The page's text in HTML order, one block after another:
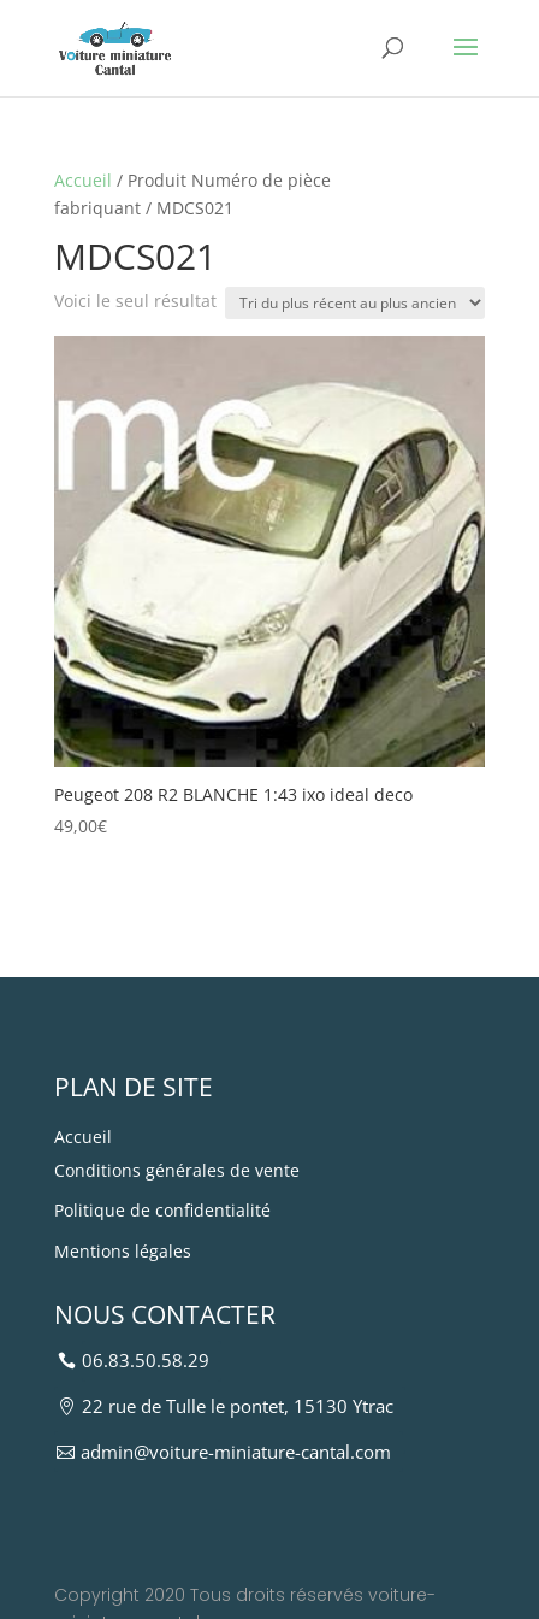
Accueil / Produit Numéro de pièce
fabriquant / MDCS021
MDCS021
Voici le seul résultat
Peugeot 208 R2 BLANCHE 1:43 ixo ideal deco
49,00€
PLAN DE SITE
Accueil
Conditions générales de vente
Politique de confidentialité
Mentions légales
NOUS CONTACTER
06.83.50.58.29
22 rue de Tulle le pontet, 15130 Ytrac
admin@voiture-miniature-cantal.com
Copyright 2020 Tous droits réservés voiture-